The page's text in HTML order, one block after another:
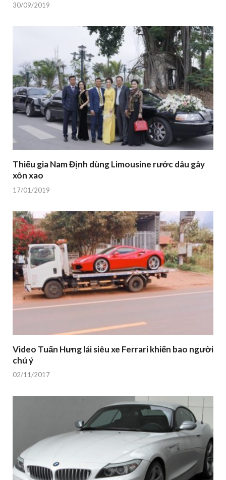
30/09/2019
Thiếu gia Nam Định dùng Limousine rước dâu gây
xôn xao
17/01/2019
Video Tuấn Hưng lái siêu xe Ferrari khiến bao người
chú ý
02/11/2017